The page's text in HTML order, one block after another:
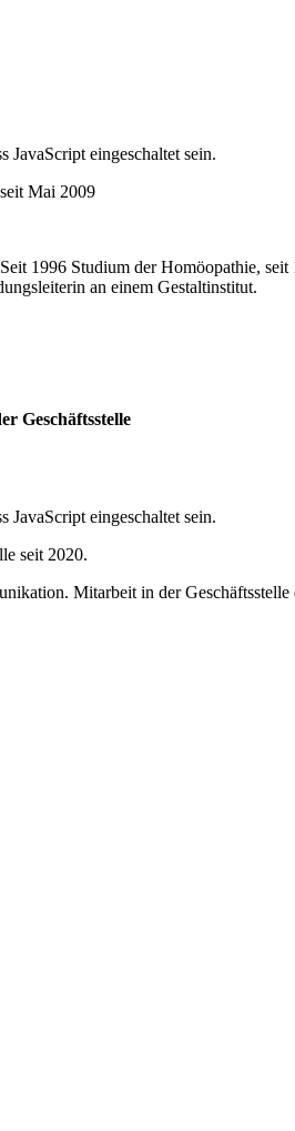
JavaScript eingeschaltet sein.
Mai 2009
1996 Studium der Homöopathie, seit
an einem Gestaltinstitut.
Geschäftsstelle
JavaScript eingeschaltet sein.
seit 2020.
Mitarbeit in der